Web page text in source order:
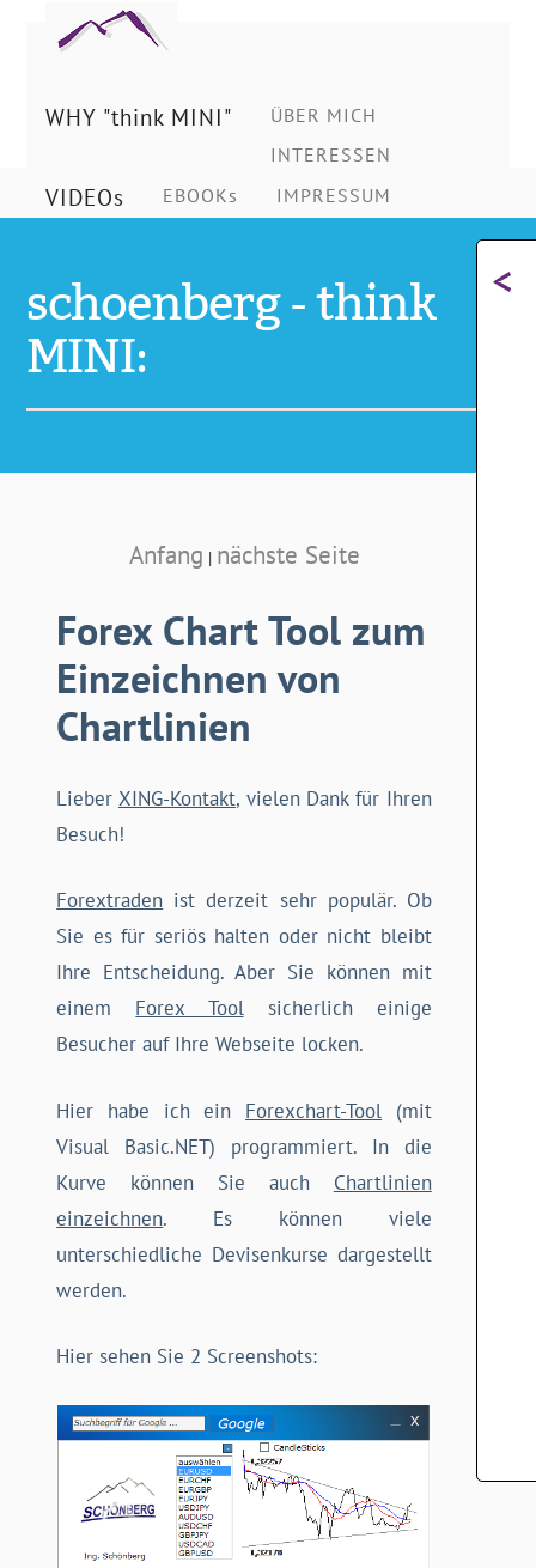
Ing.
Schönberg
Christian
WHY "think MINI"
ÜBER MICH
INTERESSEN
VIDEOs EBOOKs IMPRESSUM
schoenberg - think
MINI:
Anfang | nächste Seite
Forex Chart Tool zum
Einzeichnen von
Chartlinien
Lieber XING-Kontakt, vielen Dank für Ihren
Besuch!
Forextraden ist derzeit sehr populär. Ob
Sie es für seriös halten oder nicht bleibt
Ihre Entscheidung. Aber Sie können mit
einem Forex Toolsicherlich einige
Besucher auf Ihre Webseite locken.
Hier habe ich ein Forexchart-Tool (mit
Visual Basic.NET) programmiert. In die
Kurve können Sie auch Chartlinien
einzeichnen. Es können viele
unterschiedliche Devisenkurse dargestellt
werden.
Hier sehen Sie 2 Screenshots:
<